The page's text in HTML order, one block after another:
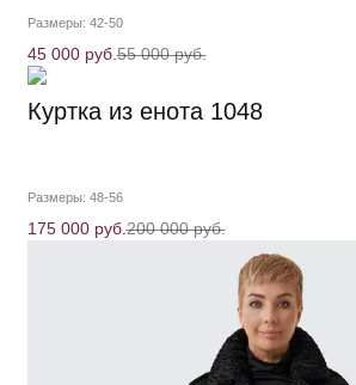
Размеры: 42-50
45 000 руб.55 000 руб.
Куртка из енота 1048
Размеры: 48-56
175 000 руб.200 000 руб.